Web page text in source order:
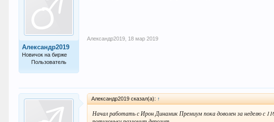
Александр2019
Новичок на бирже
Пользователь
Александр2019 18 мар 2019
Александр2019 сказал(а): ↑
Начал работать с Ирон Динамик Премиум пока доволен за неделю с